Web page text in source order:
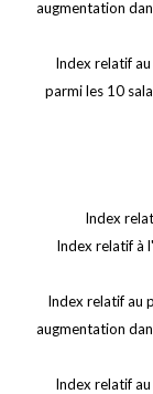
augmentation
Index relatif
parmi les 10
Index
Index relatif à
Index relatif au
augmentation
Index relatif